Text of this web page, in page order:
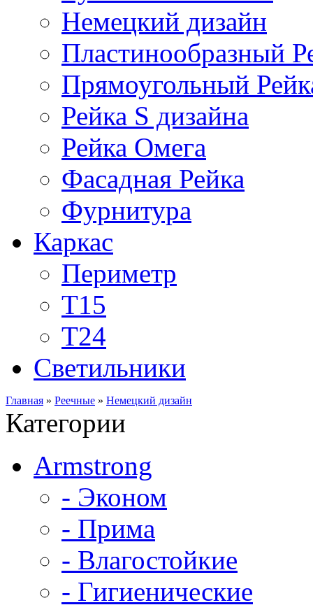
Немецкий дизайн
Пластинообразный
Прямоугольный
Рейка S дизайна
Рейка Омега
Фасадная Рейка
Фурнитура
Каркас
Периметр
Т15
Т24
Светильники
Главная » Реечные » Немецкий дизайн
Категории
Armstrong
- Эконом
- Прима
- Влагостойкие
- Гигиенические